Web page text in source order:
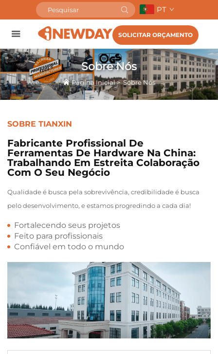
PT
SOLICITAR ORÇAMENTO
Sobre Nós
Página Inicial>Sobre Nós
SOBRE TIANXIN
Fabricante Profissional De
Ferramentas De Hardware Na China:
Trabalhando Em Estreita Colaboração
Com O Seu Negócio
Qualidade é busca pela sobrevivência, credibilidade é busca
pelo desenvolvimento, e estamos progredindo a cada dia!
Fortalecendo seus projetos
Feito para profissionais
Confiável em todo o mundo